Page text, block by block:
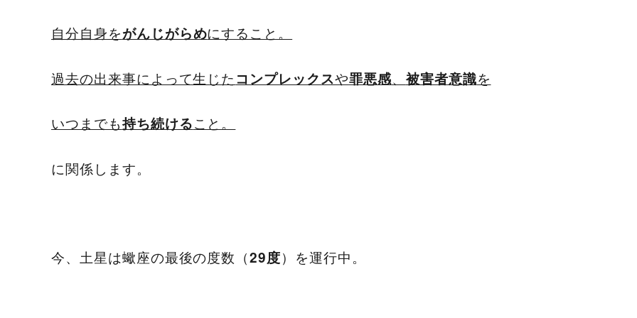
自分自身をがんじがらめにすること。
過去の出来事によって生じたコンプレックスや罪悪感、 被害者意識を
いつまでも持ち続けること。
に関係します。
今、土星は蠍座の最後の度数（29度）を運行中。